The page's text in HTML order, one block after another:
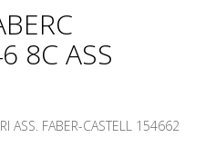
8C ASS
ASS. FABER-CASTELL 154662